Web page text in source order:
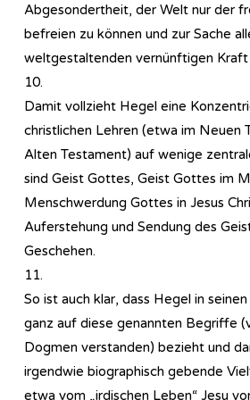
Abgesondertheit, der Welt nur der
befreien zu können und zur Sache
weltgestaltenden vernünftigen Kraft
10.
Damit vollzieht Hegel eine
christlichen Lehren (etwa im Neuen
Alten Testament) auf wenige
sind Geist Gottes, Geist Gottes im
Menschwerdung Gottes in Jesus
Auferstehung und Sendung des
Geschehen.
11.
So ist auch klar, dass Hegel in
ganz auf diese genannten Begriffe
Dogmen verstanden) bezieht und
irgendwie biographisch gebende
etwa vom „irdischen Leben“ Jesu